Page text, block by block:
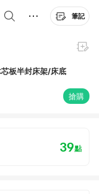
筆記
板半封床架/床底
搶購
39點